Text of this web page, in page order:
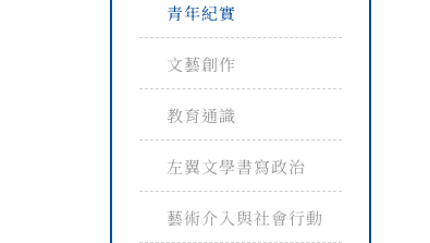
青年紀實
文藝創作
教育通識
左翼文學書寫政治
藝術介入與社會行動